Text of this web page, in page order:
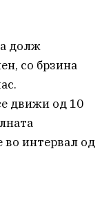
а долж
со брзина
движи од 10
во интервал од